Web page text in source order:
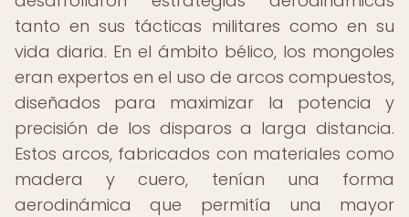
tanto en sus tácticas militares como en su
vida diaria. En el ámbito bélico, los mongoles
eran expertos en el uso de arcos compuestos,
diseñados para maximizar la potencia y
precisión de los disparos a larga distancia.
Estos arcos, fabricados con materiales como
madera y cuero, tenían una forma
aerodinámica que permitía una mayor